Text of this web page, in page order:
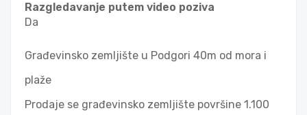
Razgledavanje putem video poziva
Da
Građevinsko zemljište u Podgori 40m od mora i
plaže
Prodaje se građevinsko zemljište površine 1.100